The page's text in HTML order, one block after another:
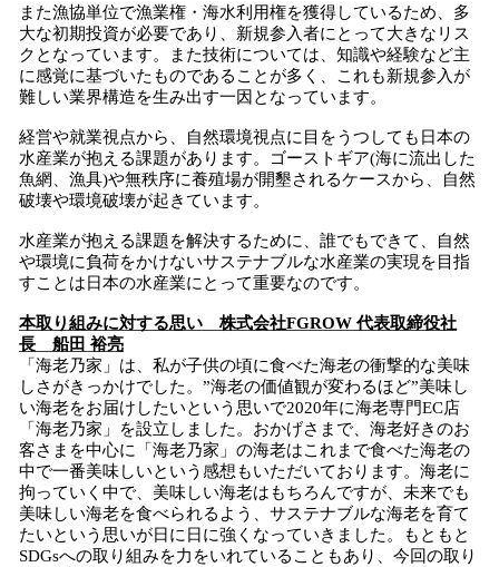
また漁協単位で漁業権・海水利用権を獲得しているため、多
大な初期投資が必要であり、新規参入者にとって大きなリス
クとなっています。また技術については、知識や経験など主
に感覚に基づいたものであることが多く、これも新規参入が
難しい業界構造を生み出す一因となっています。
経営や就業視点から、自然環境視点に目をうつしても日本の
水産業が抱える課題があります。ゴーストギア(海に流出した
魚網、漁具)や無秩序に養殖場が開墾されるケースから、自然
破壊や環境破壊が起きています。
水産業が抱える課題を解決するために、誰でもできて、自然
や環境に負荷をかけないサステナブルな水産業の実現を目指
すことは日本の水産業にとって重要なのです。
本取り組みに対する思い 株式会社FGROW 代表取締役社
長 船田 裕亮
「海老乃家」は、私が子供の頃に食べた海老の衝撃的な美味
しさがきっかけでした。”海老の価値観が変わるほど”美味し
い海老をお届けしたいという思いで2020年に海老専門EC店
「海老乃家」を設立しました。おかげさまで、海老好きのお
客さまを中心に「海老乃家」の海老はこれまで食べた海老の
中で一番美味しいという感想もいただいております。海老に
拘っていく中で、美味しい海老はもちろんですが、未来でも
美味しい海老を食べられるよう、サステナブルな海老を育て
たいという思いが日に日に強くなっていきました。もともと
SDGsへの取り組みを力をいれていることもあり、今回の取り